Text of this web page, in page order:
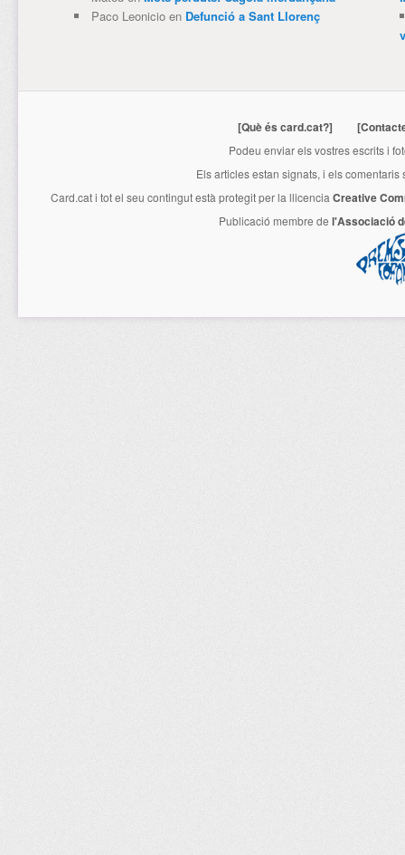
Paco Leonicioen Defunció a Sant Llorenç
[Què és card.cat?]
Podeu enviar els vostres escrits i
Els articles estan signats, i els
Card.cati tot el seu contingut està protegit per la llicencia Creative
Publicació membre de l'Associació